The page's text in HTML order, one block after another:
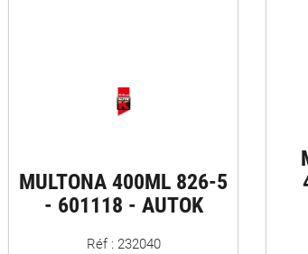
MULTONA 400ML 826-5
- 601118 - AUTOK
Réf : 232040